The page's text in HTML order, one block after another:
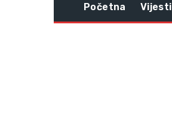
Početna Vijesti